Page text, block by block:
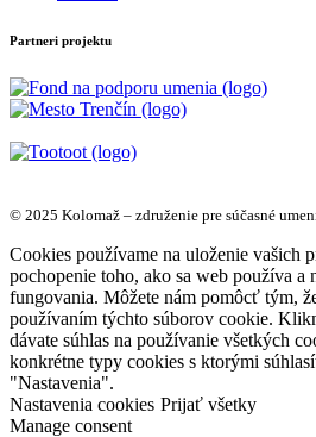
Partneri projektu
© 2025 Kolomaž – združenie pre súčasné
Cookies používame na uloženie vašich
pochopenie toho, ako sa web používa a
fungovania. Môžete nám pomôcť tým,
používaním týchto súborov cookie.
dávate súhlas na používanie všetkých
konkrétne typy cookies s ktorými
"Nastavenia".
Nastavenia cookies Prijať všetky
Manage consent